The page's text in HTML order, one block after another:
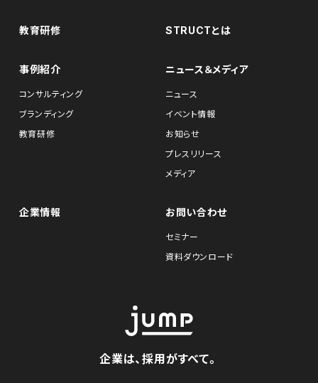
教育研修 STRUCTとは
事例紹介
コンサルティング
ブランディング
教育研修
ニュース＆メディア
ニュース
イベント情報
お知らせ
プレスリリース
メディア
企業情報 お問い合わせ
セミナー
資料ダウンロード
企業は、採用がすべて。